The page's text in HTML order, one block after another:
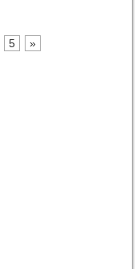
5 »